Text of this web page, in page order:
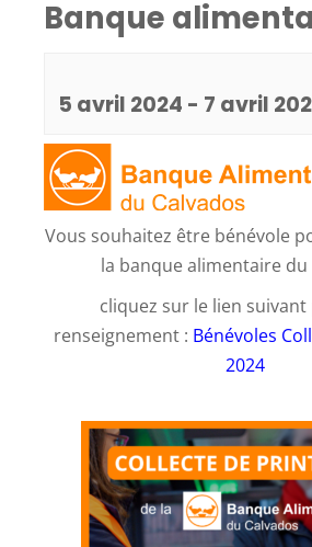
Banque
5 avril 2024 - 7 avril
Vous souhaitez être bénévole
la banque alimentaire du
cliquez sur le lien
renseignement : Bénévoles
2024